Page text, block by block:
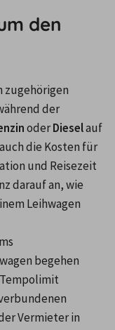
den
zugehörigen
der
oder Diesel auf
die Kosten für
und Reisezeit
darauf an, wie
Leihwagen
begehen
Vermieter in